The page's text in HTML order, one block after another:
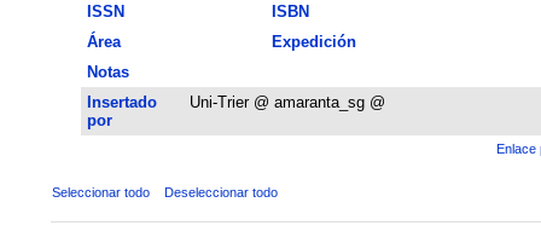
ISSN
ISBN
Área
Expedición
Notas
Insertado
por
Uni-Trier @ amaranta_sg @
Enlace
Seleccionar todo Deseleccionar todo